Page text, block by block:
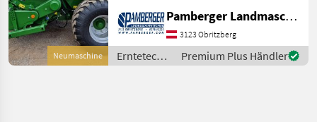
Neumaschine
Ballenkammer, Druckluft,
Netzbindung, Schneidwerk
Ballendurchmesser 125cm
18 Walzen Zentralisierte
Pamberger Landmaschinentechnik GmbH
3123 Obritzberg
Erntetechnik
Grünland /
Premium Plus Händler